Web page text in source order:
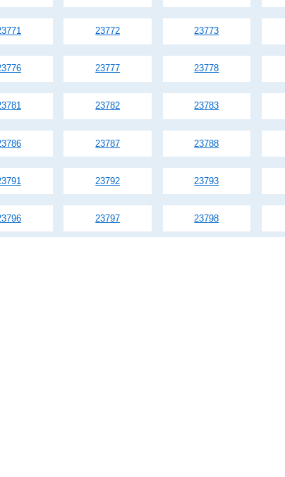
23772 23773
23777 23778
23782 23783
23787 23788
23792 23793
23797 23798